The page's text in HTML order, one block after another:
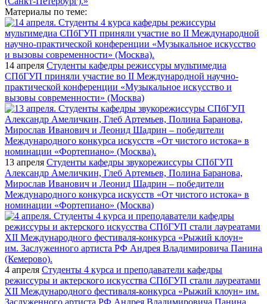
Материалы по теме:
14 апреля Студенты кафедры режиссуры мультимедиа
СПбГУП приняли участие во II Международной научно-
практической конференции «Музыкальное искусство и
вызовы современности» (Москва)
13 апреля Студенты кафедры звукорежиссуры СПбГУП
Александр Амеличкин, Глеб Артемьев, Полина Баранова,
Мирослав Иванович и Леонид Шадрин – победители
Международного конкурса искусств «От чистого истока» в
номинации «Фортепиано» (Москва)
4 апреля Студенты 4 курса и преподаватели кафедры
режиссуры и актерского искусства СПбГУП стали лауреатами
XII Международного фестиваля-конкурса «Рыжий клоун» им.
Заслуженного артиста РФ Андрея Владимировича Панина